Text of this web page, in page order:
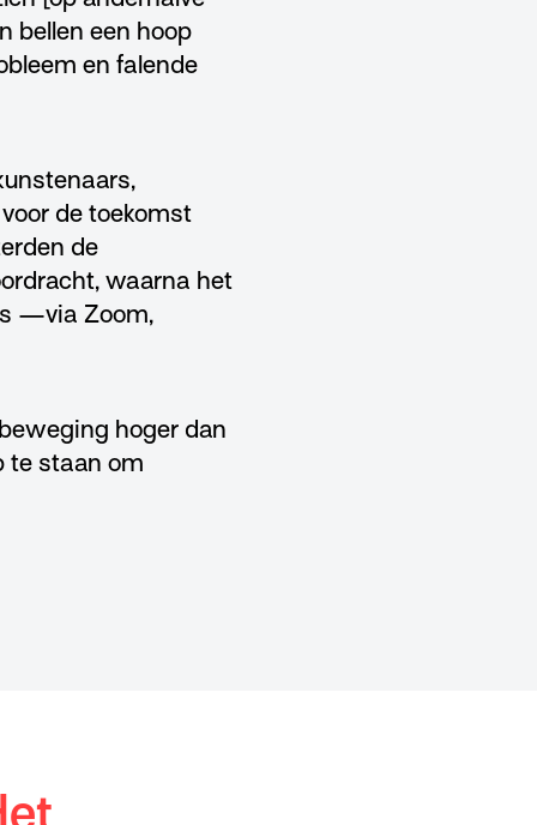
bellen een hoop
en falende
de toekomst
de
waarna het
—­­­­via Zoom,
hoger dan
te staan om